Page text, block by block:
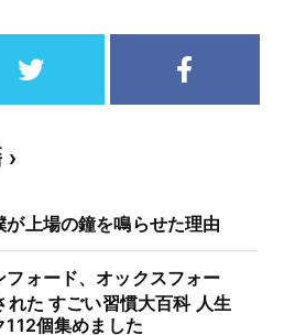
上場の鐘を鳴らせた理由
ォード、オックスフォー
れた すごい習慣大百科 人生
112個集めました